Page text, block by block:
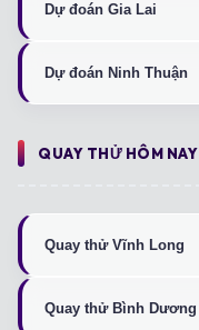
Dự đoán Gia Lai
Dự đoán Ninh Thuận
QUAY THỬ HÔM NAY
Quay thử Vĩnh Long
Quay thử Bình Dương